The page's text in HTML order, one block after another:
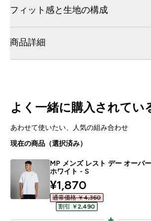
フィット感と生地の構成
商品詳細
よく一緒に購入されてい
あわせて使いたい、人気の組み合わせ
現在の商品（選択済み）
MP メンズ レスト デー オーバ
ホワイト - S
discounted price
¥1,870‎
通常価格 ￥4,360‎
割引 ￥2,490‎